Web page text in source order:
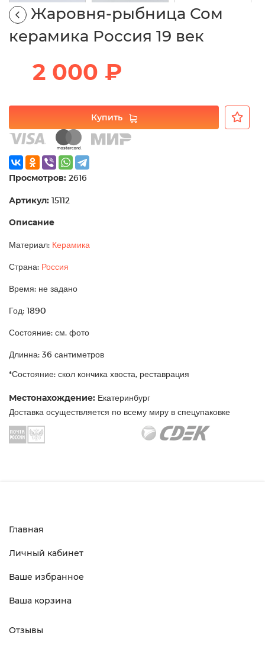
Жаровня-рыбница Сом
керамика Россия 19 век
2 000 ₽
Купить
Просмотров: 2616
Артикул: 15112
Описание
Материал: Керамика
Страна: Россия
Время: не задано
Год: 1890
Состояние: см. фото
Длинна: 36 сантиметров
*Состояние: скол кончика хвоста, реставрация
Местонахождение: Екатеринбург
Доставка осуществляется по всему миру в спецупаковке
Главная
Личный кабинет
Ваше избранное
Ваша корзина
Отзывы